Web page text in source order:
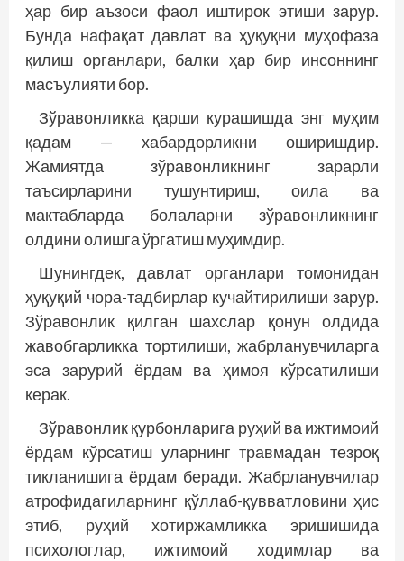
ҳар бир аъзоси фаол иштирок этиши зарур.
Бунда нафақат давлат ва ҳуқуқни муҳофаза
қилиш органлари, балки ҳар бир инсоннинг
масъулияти бор.
Зўравонликка қарши курашишда энг муҳим
қадам — хабардорликни оширишдир.
Жамиятда зўравонликнинг зарарли
таъсирларини тушунтириш, оила ва
мактабларда болаларни зўравонликнинг
олдини олишга ўргатиш муҳимдир.
Шунингдек, давлат органлари томонидан
ҳуқуқий чора-тадбирлар кучайтирилиши зарур.
Зўравонлик қилган шахслар қонун олдида
жавобгарликка тортилиши, жабрланувчиларга
эса зарурий ёрдам ва ҳимоя кўрсатилиши
керак.
Зўравонлик қурбонларига руҳий ва ижтимоий
ёрдам кўрсатиш уларнинг травмадан тезроқ
тикланишига ёрдам беради. Жабрланувчилар
атрофидагиларнинг қўллаб-қувватловини ҳис
этиб, руҳий хотиржамликка эришишида
психологлар, ижтимоий ходимлар ва